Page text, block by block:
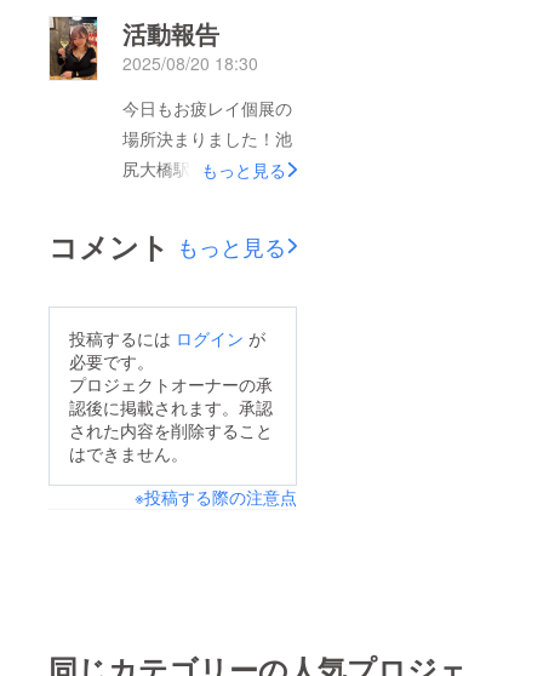
活動報告
2025/08/20 18:30
今日もお疲レイ個展の
場所決まりました！池
尻大橋駅から徒歩5分
2Fバーカウンターも
ますとても綺麗で素敵
なギャラリーを彩りま
す
もっと見る
コメント もっと見る
投稿するには ログイン が
必要です。
プロジェクトオーナーの承
認後に掲載されます。承認
された内容を削除すること
はできません。
※投稿する際の注意点